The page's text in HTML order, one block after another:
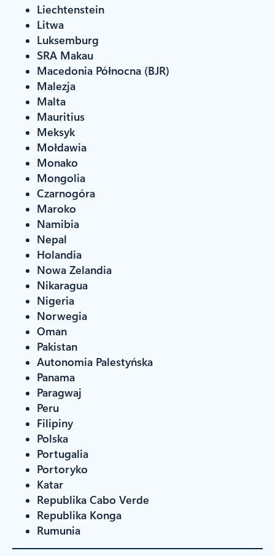
Liechtenstein
Litwa
Luksemburg
SRA Makau
Macedonia Północna (BJR)
Malezja
Malta
Mauritius
Meksyk
Mołdawia
Monako
Mongolia
Czarnogóra
Maroko
Namibia
Nepal
Holandia
Nowa Zelandia
Nikaragua
Nigeria
Norwegia
Oman
Pakistan
Autonomia Palestyńska
Panama
Paragwaj
Peru
Filipiny
Polska
Portugalia
Portoryko
Katar
Republika Cabo Verde
Republika Konga
Rumunia